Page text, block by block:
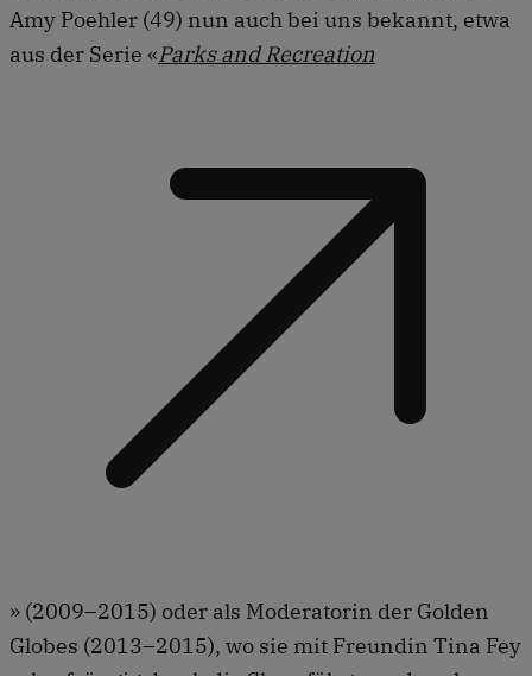
Amy Poehler (49) nun auch bei uns bekannt, etwa
aus der Serie «Parks and Recreation
» (2009–2015) oder als Moderatorin der Golden
Globes (2013–2015), wo sie mit Freundin Tina Fey